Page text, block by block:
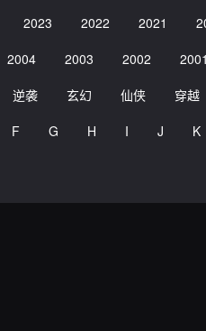
2023 2022 2021
2004 2003 2002 2001
逆袭 玄幻 仙侠 穿越
F G H I J K